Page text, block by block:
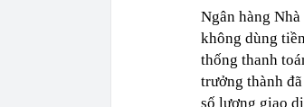
Ngân hàng
không dùng
thống thanh
trưởng thành
số lượng giao